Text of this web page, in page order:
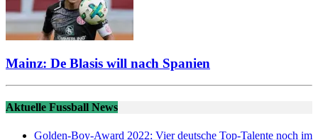
Mainz: De Blasis will nach Spanien
Aktuelle Fussball News
Golden-Boy-Award 2022: Vier deutsche Top-Talente noch im